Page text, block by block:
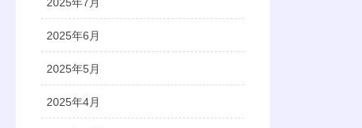
2025年7月
2025年6月
2025年5月
2025年4月